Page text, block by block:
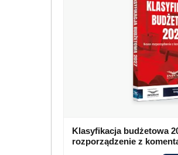
Klasyfikacja budżetowa
rozporządzenie z